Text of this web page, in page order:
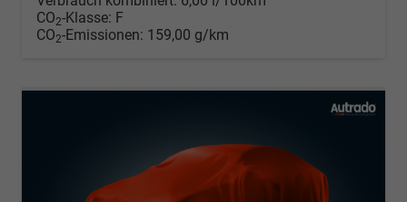
CO2-Klasse: F
CO2-Emissionen: 159,00 g/km